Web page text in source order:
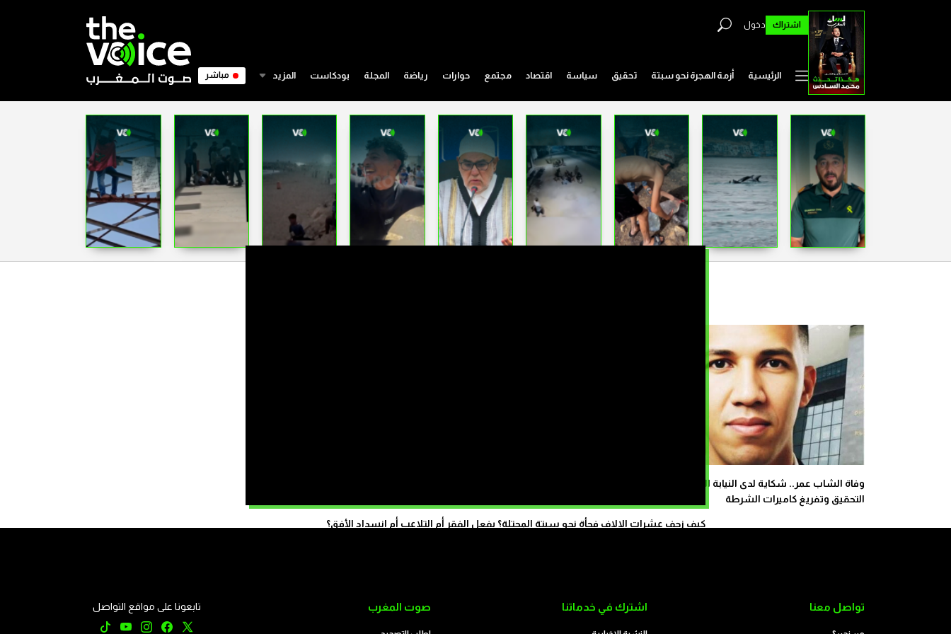
اشتراك دخول
الرئيسية أزمة الهجرة نحو سبتة تحقيق سياسة اقتصاد مجتمع حوارات رياضة المجلة بودكاست المزيد مباشر
كيف زحف عشرات الالاف فجأة نحو سبتة المحتلة؟ بفعل الفقر أم التلاعب أم انسداد الأفق؟
وفاة الشاب عمر.. شكاية لدى النيابة العامة تطالب بتسريع
التحقيق وتفريغ كاميرات الشرطة
تواصل معنا اشترك في خدماتنا صوت المغرب تابعونا على مواقع التواصل